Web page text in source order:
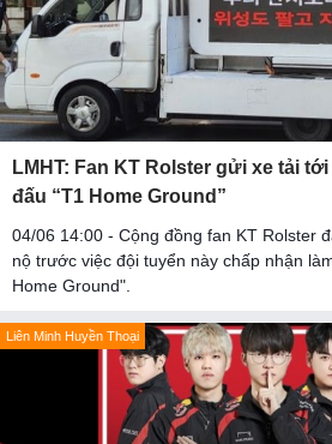
LMHT: Fan KT Rolster gửi xe tải
đấu “T1 Home Ground”
04/06 14:00 - Cộng đồng fan KT Rolster
nộ trước việc đội tuyển này chấp nhận
Home Ground".
Liên Minh Huyền Thoại